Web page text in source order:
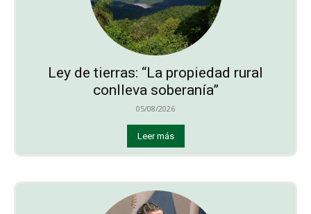
Ley de tierras: “La propiedad rural
conlleva soberanía”
05/08/2026
Leer más